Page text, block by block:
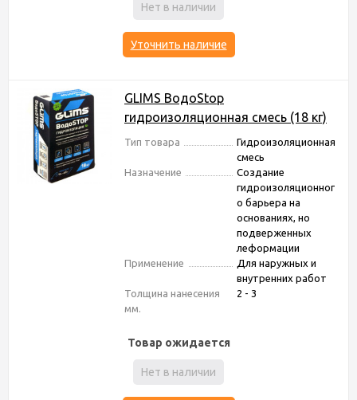
Нет в наличии
Уточнить наличие
GLIMS ВодоStop
гидроизоляционная смесь (18 кг)
Тип товара
Гидроизоляционная
смесь
Назначение
Создание
гидроизоляционног
о барьера на
основаниях, но
подверженных
леформации
Применение
Для наружных и
внутренних работ
Толщина нанесения
мм.
2 - 3
Товар ожидается
Нет в наличии